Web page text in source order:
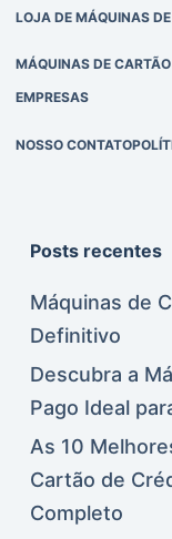
LOJA DE MÁQUINAS
MÁQUINAS DE
EMPRESAS
NOSSO CONTATO
Posts recentes
Máquinas de
Definitivo
Descubra a
Pago Ideal
As 10
Cartão de
Completo